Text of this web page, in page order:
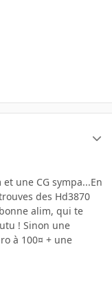
une CG sympa...En
des Hd3870
alim, qui te
! Sinon une
à 100¤ + une